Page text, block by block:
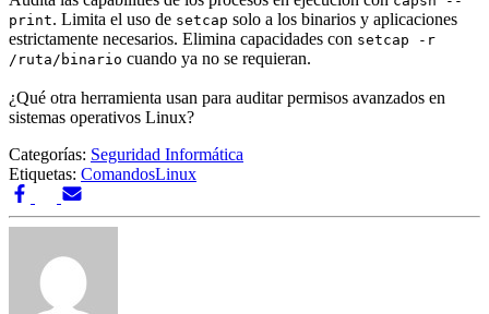
print. Limita el uso de setcap solo a los binarios y aplicaciones
estrictamente necesarios. Elimina capacidades con setcap -r
/ruta/binario cuando ya no se requieran.
¿Qué otra herramienta usan para auditar permisos avanzados en
sistemas operativos Linux?
Categorías: Seguridad Informática
Etiquetas: ComandosLinux